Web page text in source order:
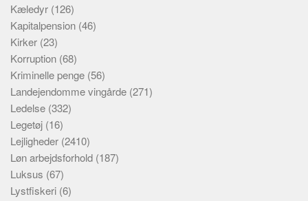
Kæledyr (126)
Kapitalpension (46)
Kirker (23)
Korruption (68)
Kriminelle penge (56)
Landejendomme vingårde (271)
Ledelse (332)
Legetøj (16)
Lejligheder (2410)
Løn arbejdsforhold (187)
Luksus (67)
Lystfiskeri (6)